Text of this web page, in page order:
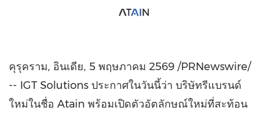
คุรุคราม, อินเดีย, 5 พฤษภาคม 2569 /PRNewswire/
-- IGT Solutions ประกาศในวันนี้ว่า บริษัทรีแบรนด์
ใหม่ในชื่อ Atain พร้อมเปิดตัวอัตลักษณ์ใหม่ที่สะท้อน